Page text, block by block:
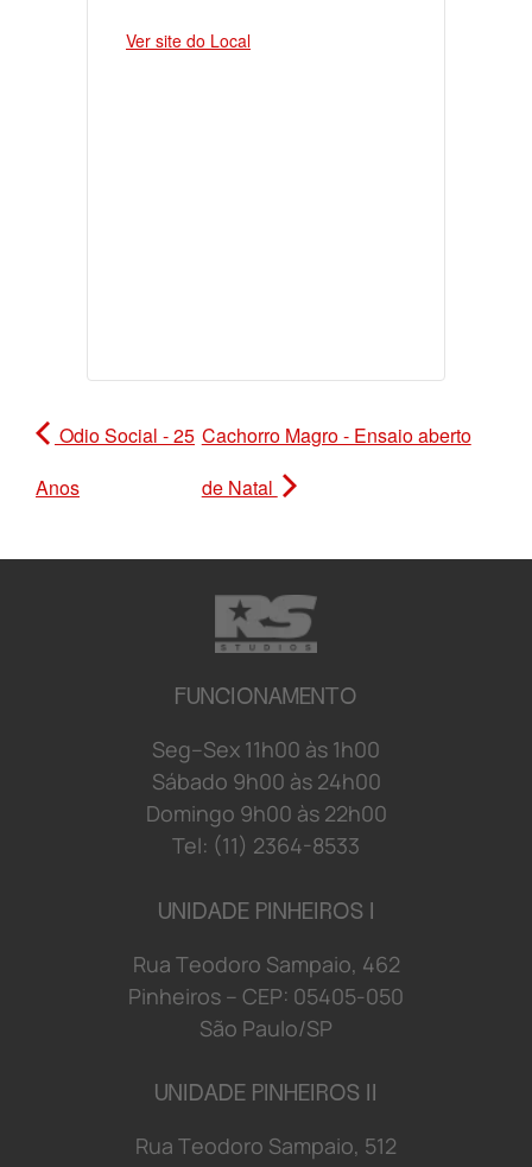
Ver site do Local
Odio Social - 25
Anos
Cachorro Magro - Ensaio aberto
de Natal
FUNCIONAMENTO
Seg–Sex 11h00 às 1h00
Sábado 9h00 às 24h00
Domingo 9h00 às 22h00
Tel: (11) 2364-8533
UNIDADE PINHEIROS I
Rua Teodoro Sampaio, 462
Pinheiros – CEP: 05405-050
São Paulo/SP
UNIDADE PINHEIROS II
Rua Teodoro Sampaio, 512